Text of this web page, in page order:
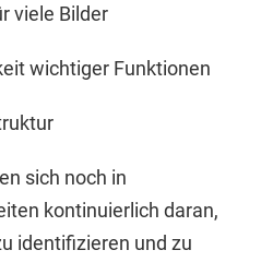
viele Bilder
wichtiger Funktionen
sich noch in
kontinuierlich daran,
identifizieren und zu